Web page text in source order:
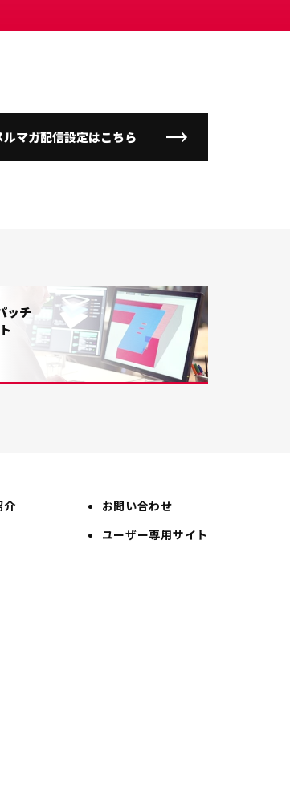
ルマガ配信設定はこちら
ッチ
介
お問い合わせ
ユーザー専用サイト